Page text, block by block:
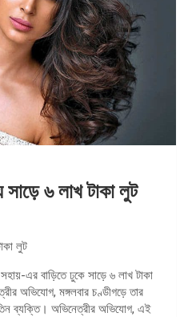
৬ লাখ টাকা লুট
লুট
এর বাড়িতে ঢুকে সাড়ে ৬ লাখ টাকা
অভিযোগ, মঙ্গলবার চণ্ডীগড়ে তার
ব্যক্তি। অভিনেত্রীর অভিযোগ, এই